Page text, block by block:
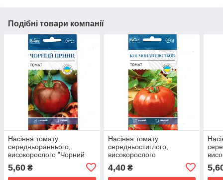
Подібні товари компанії
Насіння томату
середньораннього,
високорослого "Чорний
"Велес", Україна
5,60 ₴
Насіння томату
середньостиглого,
високорослого
«Космонавт Волков» (0,15
г) від ТМ "Велес", Україна
4,40₴